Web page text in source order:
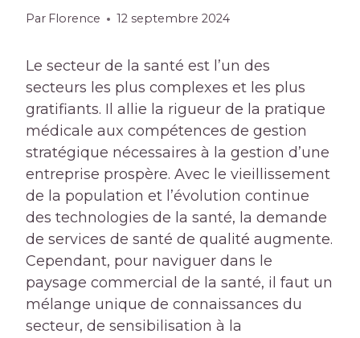
Par Florence 12 septembre 2024
Le secteur de la santé est l’un des
secteurs les plus complexes et les plus
gratifiants. Il allie la rigueur de la pratique
médicale aux compétences de gestion
stratégique nécessaires à la gestion d’une
entreprise prospère. Avec le vieillissement
de la population et l’évolution continue
des technologies de la santé, la demande
de services de santé de qualité augmente.
Cependant, pour naviguer dans le
paysage commercial de la santé, il faut un
mélange unique de connaissances du
secteur, de sensibilisation à la